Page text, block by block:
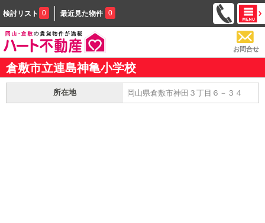
検討リスト 0 最近見た物件 0
お問合せ
倉敷市立連島神亀小学校
所在地 岡山県倉敷市神田３丁目６－３４